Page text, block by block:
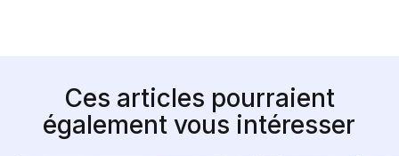
Ces articles pourraient
également vous intéresser